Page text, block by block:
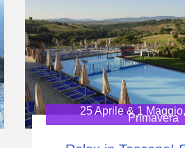
25 Aprile & 1 Maggio,
Primavera